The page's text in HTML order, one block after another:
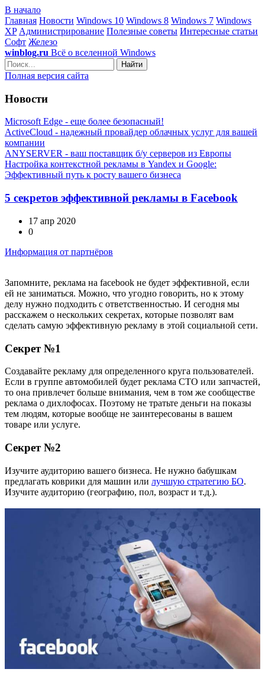
В начало
Главная Новости Windows 10 Windows 8 Windows 7 Windows
XP Администрирование Полезные советы Интересные статьи
Софт Железо
winblog.ru Всё о вселенной Windows
Найти
Полная версия сайта
Новости
Microsoft Edge - еще более безопасный!
ActiveCloud - надежный провайдер облачных услуг для вашей
компании
ANYSERVER - ваш поставщик б/у серверов из Европы
Настройка контекстной рекламы в Yandex и Google:
Эффективный путь к росту вашего бизнеса
5 секретов эффективной рекламы в Facebook
17 апр 2020
0
Информация от партнёров
Запомните, реклама на facebook не будет эффективной, если
ей не заниматься. Можно, что угодно говорить, но к этому
делу нужно подходить с ответственностью. И сегодня мы
расскажем о нескольких секретах, которые позволят вам
сделать самую эффективную рекламу в этой социальной сети.
Секрет №1
Создавайте рекламу для определенного круга пользователей.
Если в группе автомобилей будет реклама СТО или запчастей,
то она привлечет больше внимания, чем в том же сообществе
реклама о дихлофосах. Поэтому не тратьте деньги на показы
тем людям, которые вообще не заинтересованы в вашем
товаре или услуге.
Секрет №2
Изучите аудиторию вашего бизнеса. Не нужно бабушкам
предлагать коврики для машин или лучшую стратегию БО.
Изучите аудиторию (географию, пол, возраст и т.д.).